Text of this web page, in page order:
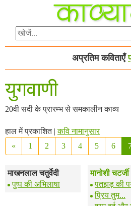
अप्रतिम कविताएँ
युगवाणी
20वी सदी के प्रारम्भ से समकालीन काव्य
हाल में प्रकाशित |कवि नामानुसार
«
1 2 3 4 5 6
माखनलाल चतुर्वेदी
पुष्प की अभिलाषा
मानोशी चटर्जी
पतझड़ की
प्रिय तुम...